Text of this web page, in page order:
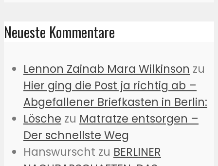
Neueste Kommentare
Lennon Zainab Mara Wilkinson zu
Hier ging die Post ja richtig ab –
Abgefallener Briefkasten in Berlin:
Lösche zu Matratze entsorgen –
Der schnellste Weg
Hanswurscht zu BERLINER